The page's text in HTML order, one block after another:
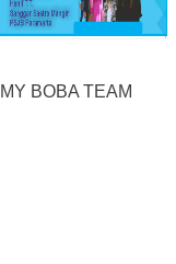
BOBA TEAM